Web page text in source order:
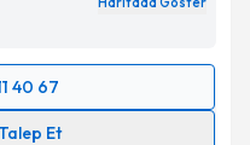
40 67
Et